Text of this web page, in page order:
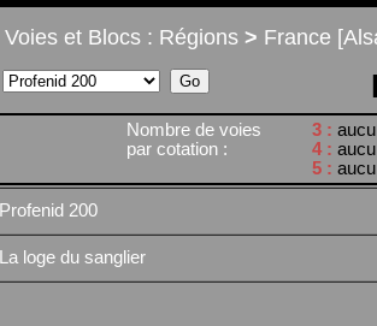
Voies et Blocs : Régions > France
Nombre de voies
par cotation :
3 :
4 :
5 :
Profenid 200
La loge du sanglier